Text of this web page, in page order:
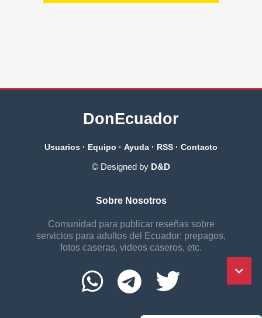
DonEcuador
Usuarios · Equipo · Ayuda · RSS · Contacto
© Designed by D&D
Sobre Nosotros
Comunidad para publicar reseñas sobre
servicios para adultos del Ecuador: prepagos,
fotos caseras, videos caseros, etc.